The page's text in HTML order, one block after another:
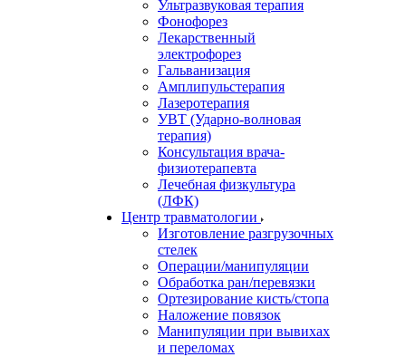
Ультразвуковая терапия
Фонофорез
Лекарственный
электрофорез
Гальванизация
Амплипульстерапия
Лазеротерапия
УВТ (Ударно-волновая
терапия)
Консультация врача-
физиотерапевта
Лечебная физкультура
(ЛФК)
Центр травматологии
Изготовление разгрузочных
стелек
Операции/манипуляции
Обработка ран/перевязки
Ортезирование кисть/стопа
Наложение повязок
Манипуляции при вывихах
и переломах